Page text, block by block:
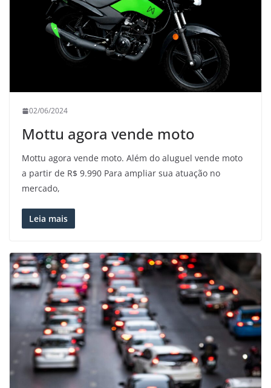
02/06/2024
Mottu agora vende moto
Mottu agora vende moto. Além do aluguel vende moto
a partir de R$ 9.990 Para ampliar sua atuação no
mercado,
Leia mais